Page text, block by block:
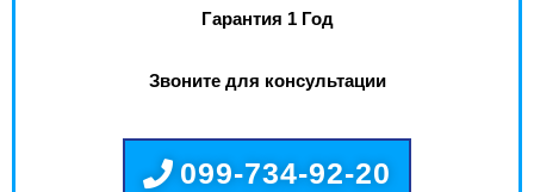
Гарантия 1 Год
Звоните для консультации
099-734-92-20